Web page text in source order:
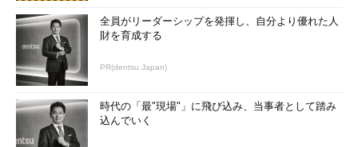
全員がリーダーシップを発揮し、自分より優れた人
財を育成する
PR(dentsu Japan)
時代の「最"現場"」に飛び込み、当事者として踏み
込んでいく